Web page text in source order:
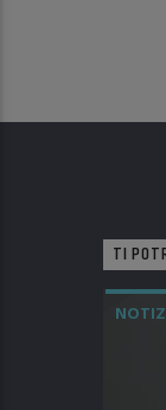
TI